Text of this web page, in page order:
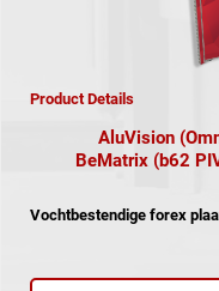
Product Details
AluVision
BeMatrix (b62
Vochtbestendige forex